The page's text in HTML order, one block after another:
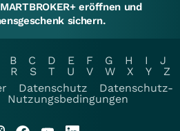
eröffnen und
sichern.
B C D E F G H I
J
R S T U V W X Y
Z
Datenschutz
Datenschutz-
Nutzungsbedingungen